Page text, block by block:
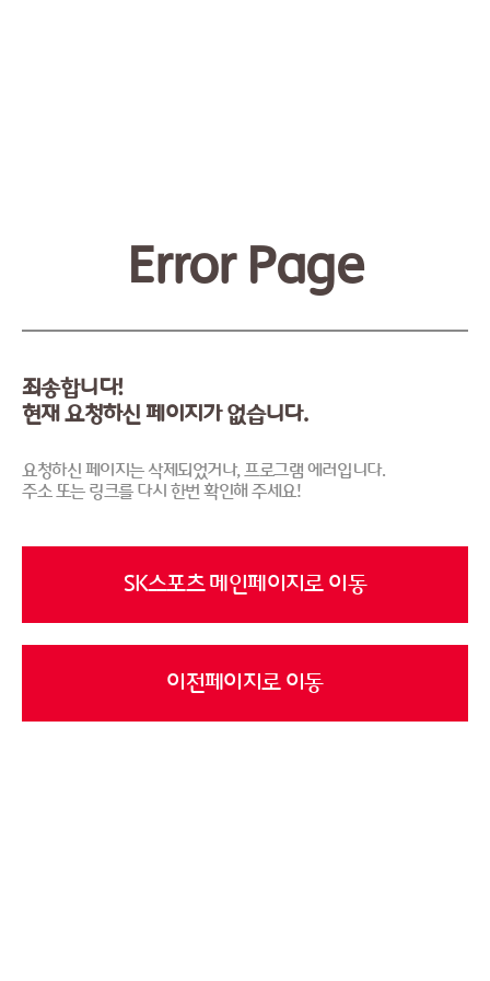
Error Page
죄송합니다!
현재 요청하신 페이지가 없습니다.
요청하신 페이지는 삭제되었거나, 프로그램 에러입니다.
주소 또는 링크를 다시 한번 확인해 주세요!
SK스포츠 메인페이지로 이동
이전페이지로 이동